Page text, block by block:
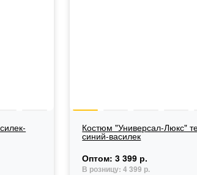
Костюм "Универсал-Люкс"
синий-василек
Оптом:3 399 р.
В розницу:4 399 р.